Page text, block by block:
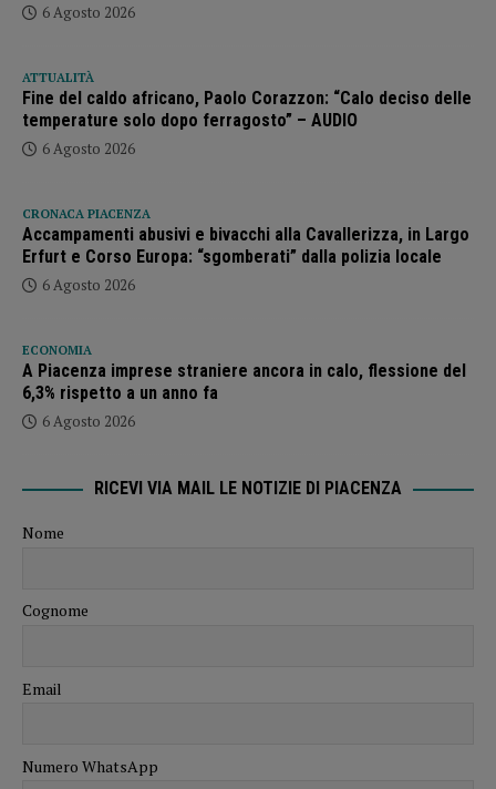
6 Agosto 2026
ATTUALITÀ
Fine del caldo africano, Paolo Corazzon: “Calo deciso delle
temperature solo dopo ferragosto” – AUDIO
6 Agosto 2026
CRONACA PIACENZA
Accampamenti abusivi e bivacchi alla Cavallerizza, in Largo
Erfurt e Corso Europa: “sgomberati” dalla polizia locale
6 Agosto 2026
ECONOMIA
A Piacenza imprese straniere ancora in calo, flessione del
6,3% rispetto a un anno fa
6 Agosto 2026
RICEVI VIA MAIL LE NOTIZIE DI PIACENZA
Nome
Cognome
Email
Numero WhatsApp